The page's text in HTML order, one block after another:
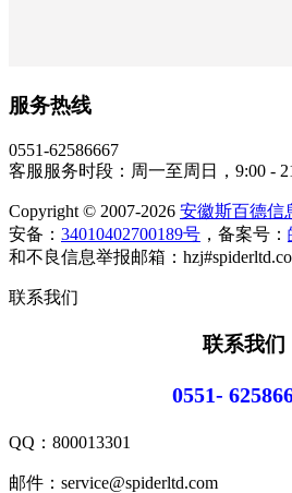
服务热线
0551-62586667
客服服务时段：周一至周日，9:00 -
Copyright © 2007-2026 安徽斯百德信
安备： 34010402700189号 ，备案号：
和不良信息举报邮箱：
联系我们
联系我们
0551-
QQ： 800013301
邮件：service@spiderltd.com